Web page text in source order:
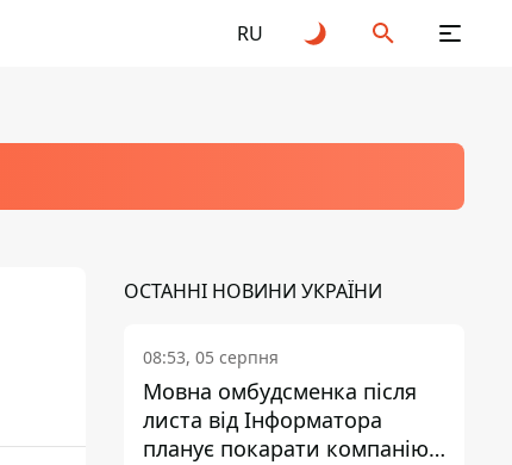
RU
ОСТАННІ НОВИНИ УКРАЇНИ
08:53, 05 серпня
Мовна омбудсменка після
листа від Інформатора
планує покарати компанію-